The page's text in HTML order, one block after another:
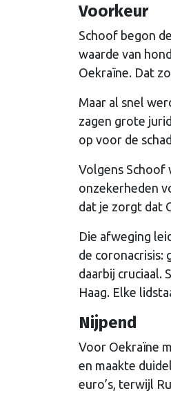
Voorkeur
Schoof begon
waarde van
Oekraïne. Dat
Maar al snel
zagen grote
op voor de
Volgens Schoof
onzekerheden
dat je zorgt dat
Die afweging
de coronacrisis:
daarbij cruciaal.
Haag. Elke
Nijpend
Voor Oekraïne
en maakte
euro’s, terwijl